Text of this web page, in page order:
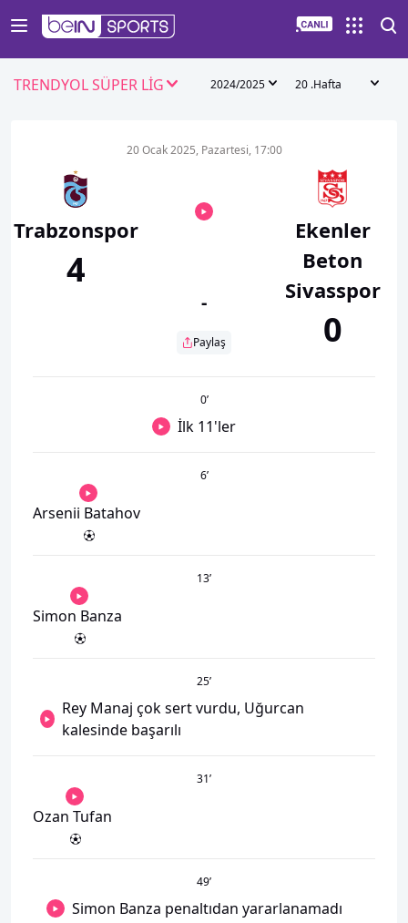
TRENDYOL SÜPER LİG 2024/2025 20 .Hafta
Trabzonspor
4
20 Ocak 2025, Pazartesi, 17:00
-
Paylaş
Ekenler
Beton
Sivasspor
0
0’
İlk 11'ler
6’
Arsenii Batahov
13’
Simon Banza
25’
Rey Manaj çok sert vurdu, Uğurcan
kalesinde başarılı
31’
Ozan Tufan
49’
Simon Banza penaltıdan yararlanamadı